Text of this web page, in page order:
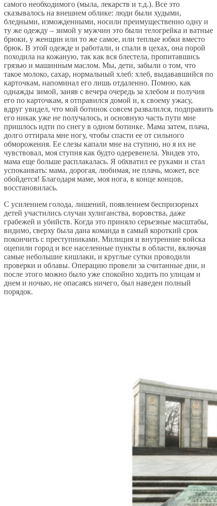
самого необходимого (мыла, лекарств и т.д.). Все это
сказывалось на внешнем облике: люди были худыми,
бледными, изможденными, носили преимущественно одну и
ту же одежду – зимой у мужчин это были телогрейка и ватные
брюки, у женщин или то же самое, или теплые юбки вместо
брюк. В этой одежде и работали, и спали в цехах, она порой
походила на кожаную, так как вся блестела, пропитавшись
грязью и машинным маслом. Мы, дети, забыли о том, что
такое молоко, сахар, нормальный хлеб: хлеб, выдававшийся по
карточкам, напоминал его лишь отдаленно. Помню, как
однажды зимой, заняв с вечера очередь за хлебом и получив
его по карточкам, я отправился домой и, к своему ужасу,
вдруг увидел, что мой ботинок совсем развалился, подправить
его никак уже не получалось, и основную часть пути мне
пришлось идти по снегу в одном ботинке. Мама затем, плача,
долго оттирала мне ногу, чтобы спасти ее от сильного
обморожения. Ее слезы капали мне на ступню, но я их не
чувствовал, моя ступня как будто одеревенела. Увидев это,
мама еще больше расплакалась. Я обхватил ее руками и стал
успокаивать: мама, дорогая, любимая, не плачь, может, все
обойдется! Благодаря маме, моя нога, в конце концов,
восстановилась.
С усилением голода, лишений, появлением беспризорных
детей участились случаи хулиганства, воровства, даже
грабежей и убийств. Когда это приняло серьезные масштабы,
видимо, сверху была дана команда в самый короткий срок
покончить с преступниками. Милиция и внутренние войска
оцепили город и все населенные пункты в области, включая
самые небольшие кишлаки, и круглые сутки проводили
проверки и облавы. Операцию провели за считанные дни, и
после этого можно было уже спокойно ходить по улицам и
днем и ночью, не опасаясь ничего, был наведен полный
порядок.